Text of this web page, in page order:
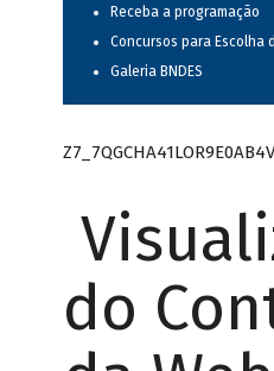
Receba a programação
Concursos para Escolha
Galeria BNDES
do